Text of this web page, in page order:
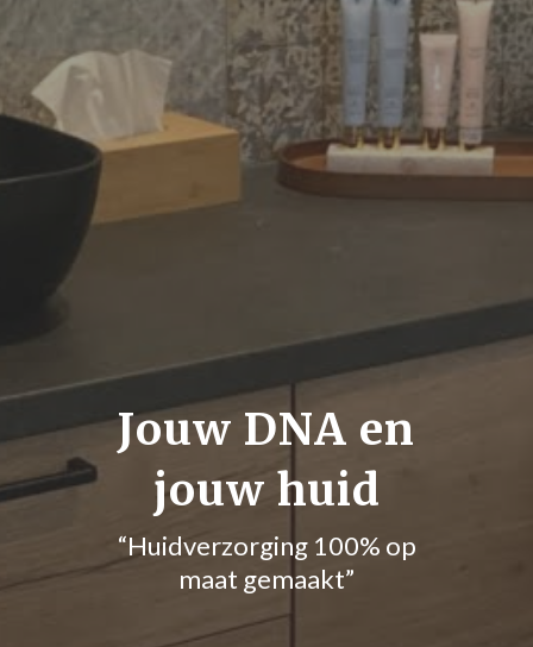
Jouw DNA en
jouw huid
“Huidverzorging 100% op
maat gemaakt”